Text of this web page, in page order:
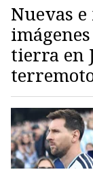
Nuevas
tierra en